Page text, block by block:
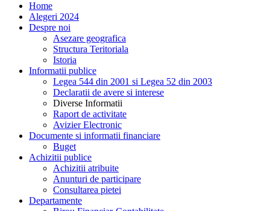
Home
Alegeri 2024
Despre noi
Asezare geografica
Structura Teritoriala
Istoria
Informatii publice
Legea 544 din 2001 si Legea 52 din 2003
Declaratii de avere si interese
Diverse Informatii
Raport de activitate
Avizier Electronic
Documente si informatii financiare
Buget
Achizitii publice
Achizitii atribuite
Anunturi de participare
Consultarea pietei
Departamente